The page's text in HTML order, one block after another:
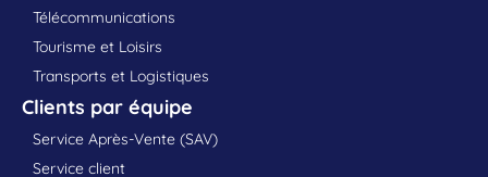
Télécommunications
Tourisme et Loisirs
Transports et Logistiques
Clients par équipe
Service Après-Vente (SAV)
Service client